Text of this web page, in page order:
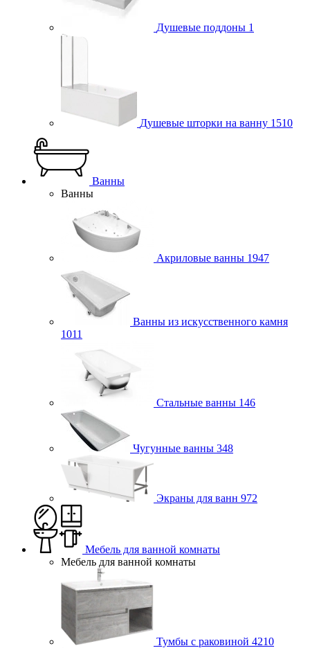
Душевые поддоны 1
Душевые шторки на ванну 1510
Ванны
Ванны
Акриловые ванны 1947
Ванны из искусственного камня
1011
Стальные ванны 146
Чугунные ванны 348
Экраны для ванн 972
Мебель для ванной комнаты
Мебель для ванной комнаты
Тумбы с раковиной 4210